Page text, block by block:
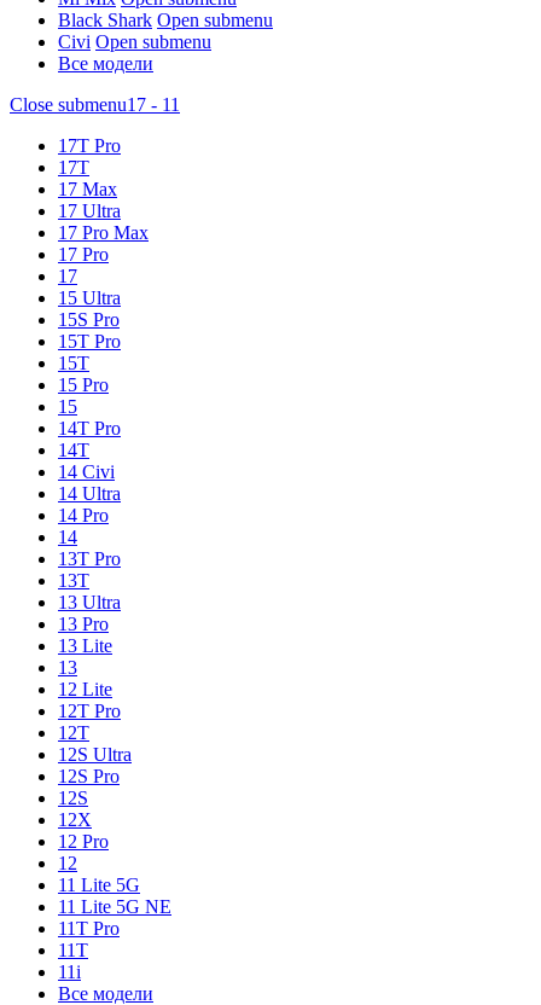
Black Shark Open submenu
Civi Open submenu
Все модели
Close submenu17 - 11
17T Pro
17T
17 Max
17 Ultra
17 Pro Max
17 Pro
17
15 Ultra
15S Pro
15T Pro
15T
15 Pro
15
14T Pro
14T
14 Civi
14 Ultra
14 Pro
14
13T Pro
13T
13 Ultra
13 Pro
13 Lite
13
12 Lite
12T Pro
12T
12S Ultra
12S Pro
12S
12X
12 Pro
12
11 Lite 5G
11 Lite 5G NE
11T Pro
11T
11i
Все модели